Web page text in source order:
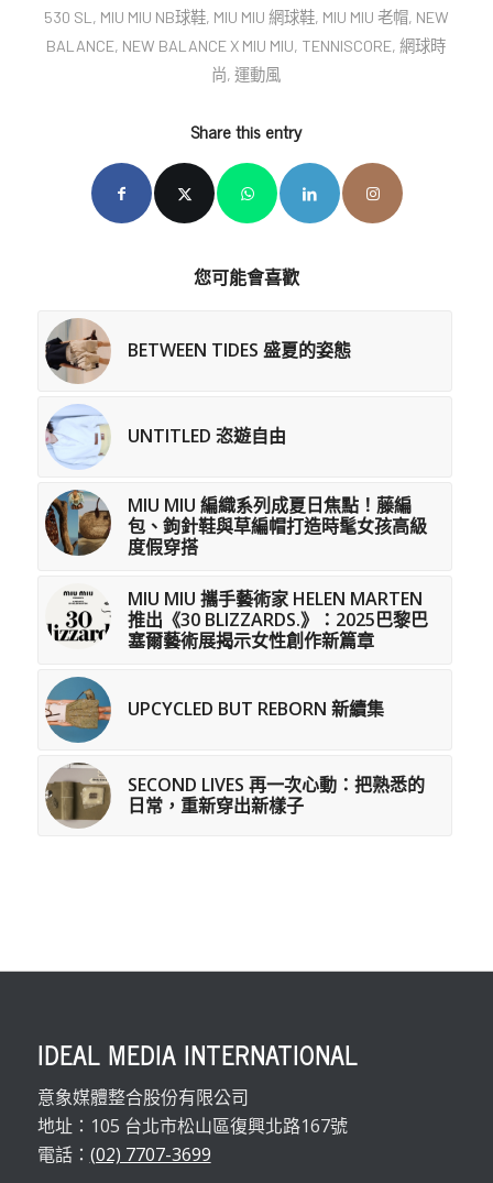
530 SL , MIU MIU NB球鞋, MIU MIU 網球鞋, MIU MIU 老帽, NEW
BALANCE, NEW BALANCE X MIU MIU, TENNISCORE,網球時
尚,運動風
Share this entry
您可能會喜歡
BETWEEN TIDES 盛夏的姿態
UNTITLED 恣遊自由
MIU MIU 編織系列成夏日焦點！藤編
包、鉤針鞋與草編帽打造時髦女孩高級
度假穿搭
MIU MIU 攜手藝術家 HELEN MARTEN
推出《30 BLIZZARDS.》：2025巴黎巴
塞爾藝術展揭示女性創作新篇章
UPCYCLED BUT REBORN 新續集
SECOND LIVES 再一次心動：把熟悉的
日常，重新穿出新樣子
IDEAL MEDIA INTERNATIONAL
意象媒體整合股份有限公司
地址：105 台北市松山區復興北路167號
電話： (02) 7707-3699